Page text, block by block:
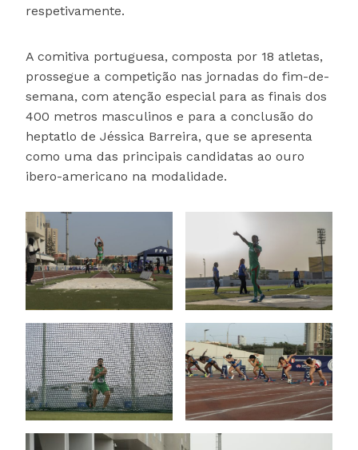
respetivamente.
A comitiva portuguesa, composta por 18 atletas,
prossegue a competição nas jornadas do fim-de-
semana, com atenção especial para as finais dos
400 metros masculinos e para a conclusão do
heptatlo de Jéssica Barreira, que se apresenta
como uma das principais candidatas ao ouro
ibero-americano na modalidade.